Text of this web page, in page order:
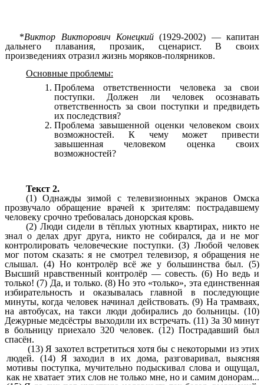
*Виктор Викторович Конецкий (1929-2002) — капитан
дальнего плавания, прозаик, сценарист. В своих
произведениях отразил жизнь моряков-полярников.
Основные проблемы:
Проблема ответственности человека за свои
поступки. Должен ли человек осознавать
ответственность за свои поступки и предвидеть
их последствия?
Проблема завышенной оценки человеком своих
возможностей. К чему может привести
завышенная человеком оценка своих
возможностей?
Текст 2.
(1) Однажды зимой с телевизионных экранов Омска
прозвучало обращение врачей к зрителям: пострадавшему
человеку срочно требовалась донорская кровь.
(2) Люди сидели в тёплых уютных квартирах, никто не
знал о делах друг друга, никто не собирался, да и не мог
контролировать человеческие поступки. (З) Любой человек
мог потом сказать: я не смотрел телевизор, я обращения не
слышал. (4) Но контролёр всё же у большинства был. (5)
Высший нравственный контролёр — совесть. (6) Но ведь и
только! (7) Да, и только. (8) Но это «только», эта единственная
избирательность и оказывалась главной в последующие
минуты, когда человек начинал действовать. (9) На трамваях,
на автобусах, на такси люди добирались до больницы. (10)
Дежурные медсёстры выходили их встречать. (11) 3а 30 минут
в больницу приехало 320 человек. (12) Пострадавший был
спасён.
(13) Я захотел встретиться хотя бы с некоторыми из этих
людей. (14) Я заходил в их дома, разговаривал, выясняя
мотивы поступка, мучительно подыскивал слова и ощущал,
как не хватает этих слов не только мне, но и самим донорам...